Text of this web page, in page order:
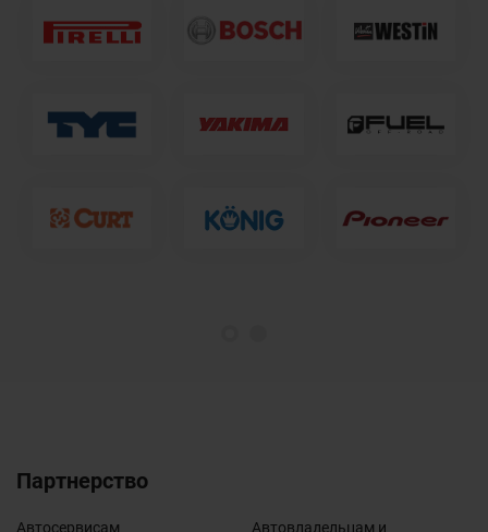
Партнерство
Автосервисам
Автовладельцам и